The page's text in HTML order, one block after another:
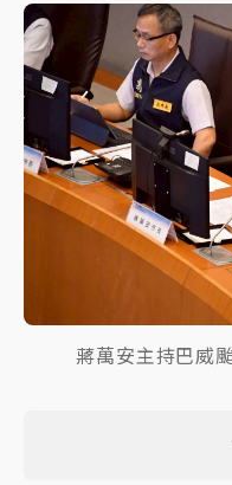
蔣萬安主持巴威